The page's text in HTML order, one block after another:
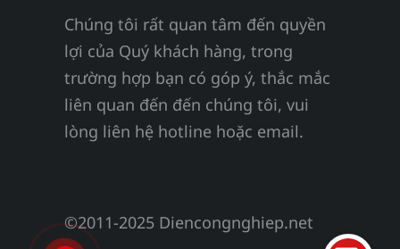
Chúng tôi rất quan tâm đến quyền
lợi của Quý khách hàng, trong
trường hợp bạn có góp ý, thắc mắc
liên quan đến đến chúng tôi, vui
lòng liên hệ hotline hoặc email.
©2011-2025 Diencongnghiep.net